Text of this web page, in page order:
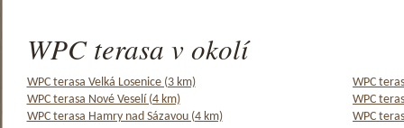
WPC terasa v okolí
WPC terasa Velká Losenice (3 km)
WPC
WPC terasa Nové Veselí (4 km)
WPC
WPC terasa Hamry nad Sázavou (4 km)
WPC